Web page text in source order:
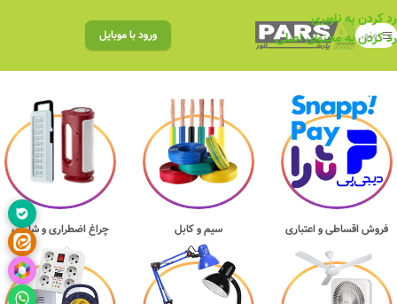
رد کردن به ناوبری
رد کردن به محتوای اصلی
منو ورود با موبایل
فروش اقساطی و اعتباری سیم و کابل چراغ اضطراری و شارژی